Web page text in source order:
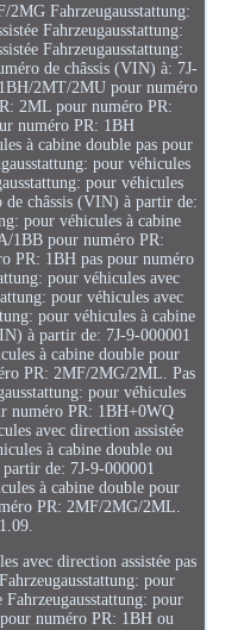
Fahrzeugausstattung:
Fahrzeugausstattung:
Fahrzeugausstattung:
de châssis (VIN) à: 7J-
2MT/2MU pour numéro
2ML pour numéro PR:
numéro PR: 1BH
à cabine double pas pour
pour véhicules
pour véhicules
de châssis (VIN) à partir de:
pour véhicules à cabine
1BB pour numéro PR:
PR: 1BH pas pour numéro
pour véhicules avec
pour véhicules avec
pour véhicules à cabine
à partir de: 7J-9-000001
à cabine double pour
PR: 2MF/2MG/2ML. Pas
pour véhicules
numéro PR: 1BH+0WQ
avec direction assistée
à cabine double ou
de: 7J-9-000001
à cabine double pour
PR: 2MF/2MG/2ML.
avec direction assistée pas
pour
Fahrzeugausstattung: pour
numéro PR: 1BH ou